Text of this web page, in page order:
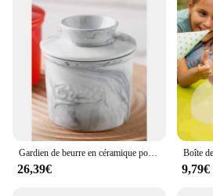
26,39€ 9,79€